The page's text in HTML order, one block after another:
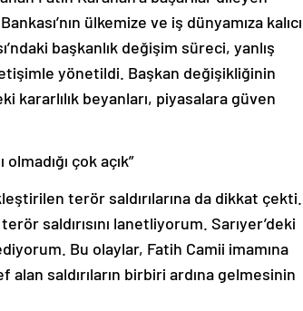
ülkemize ve iş dünyamıza kalıcı
başkanlık değişim süreci, yanlış
yönetildi. Başkan değişikliğinin
kararlılık beyanları, piyasalara güven
çok açık”
terör saldırılarına da dikkat çekti.
saldırısını lanetliyorum. Sarıyer’deki
Bu olaylar, Fatih Camii imamına
alan saldırıların birbiri ardına gelmesinin